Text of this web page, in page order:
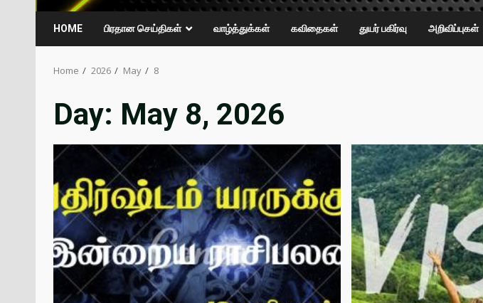
HOME பிரதான செய்திகள் வாழ்த்துக்கள் கவிதைகள் துயர் பகிர்வு அறிவிப்புகள்
Home 2026 May 8
Day: May 8, 2026